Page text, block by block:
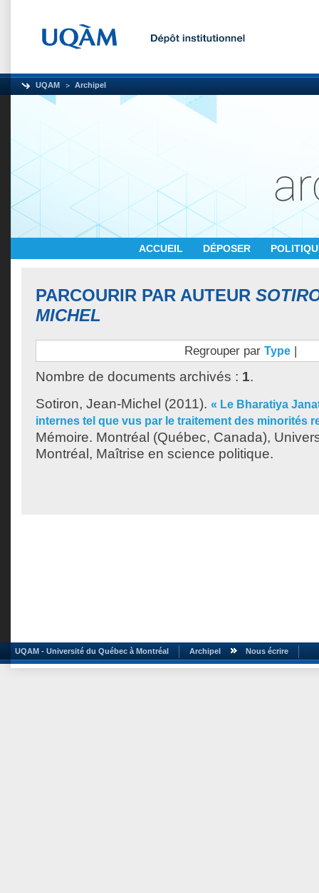
UQAM Archipel
ACCUEIL DÉPOSER
PARCOURIR PAR AUTEUR
MICHEL
Regrouper par Type |
Nombre de documents archivés : 1.
Sotiron, Jean-Michel (2011). « Le Bharatiya
internes tel que vus par le traitement des minorités
Mémoire. Montréal (Québec, Canada),
Montréal, Maîtrise en science politique.
UQAM - Université du Québec à Montréal Archipel Nous écrire